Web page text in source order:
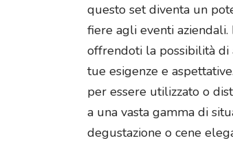
questo set diventa un
fiere agli eventi
offrendoti la possibilità di
tue esigenze e
per essere utilizzato o
a una vasta gamma di
degustazione o cene